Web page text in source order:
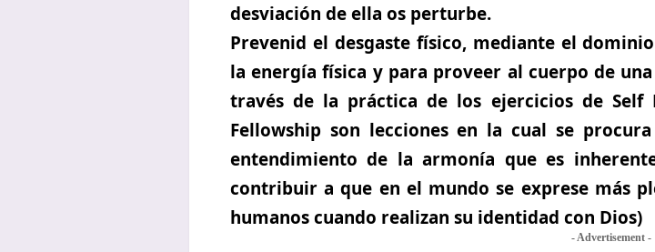
desviación de ella os perturbe.
Prevenid el desgaste físico, mediante el
la energía física y para proveer al cuerpo de
través de la práctica de los ejercicios de Self
Fellowship son lecciones en la cual se
entendimiento de la armonía que es
contribuir a que en el mundo se exprese más
humanos cuando realizan su identidad con Dios)
- Advertisement -